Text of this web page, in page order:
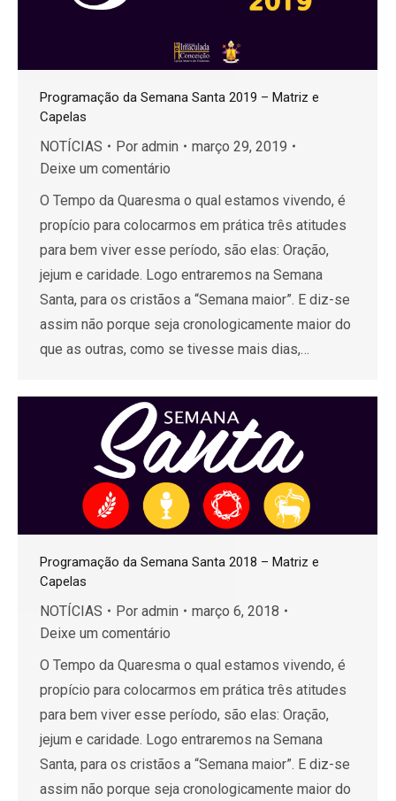
Programação da Semana Santa 2019 – Matriz e
Capelas
NOTÍCIAS Por admin
março 29, 2019
Deixe um comentário
O Tempo da Quaresma o qual estamos vivendo, é
propício para colocarmos em prática três atitudes
para bem viver esse período, são elas: Oração,
jejum e caridade. Logo entraremos na Semana
Santa, para os cristãos a “Semana maior”. E diz-se
assim não porque seja cronologicamente maior do
que as outras, como se tivesse mais dias,…
Programação da Semana Santa 2018 – Matriz e
Capelas
NOTÍCIAS Por admin
março 6, 2018
Deixe um comentário
O Tempo da Quaresma o qual estamos vivendo, é
propício para colocarmos em prática três atitudes
para bem viver esse período, são elas: Oração,
jejum e caridade. Logo entraremos na Semana
Santa, para os cristãos a “Semana maior”. E diz-se
assim não porque seja cronologicamente maior do